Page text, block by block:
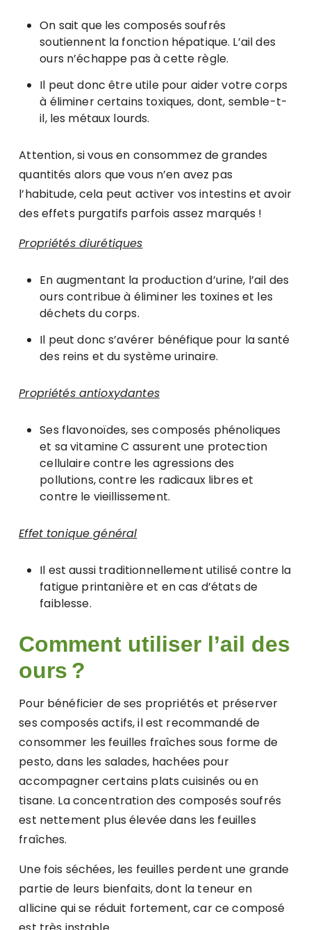
On sait que les composés soufrés
soutiennent la fonction hépatique. L’ail des
ours n’échappe pas à cette règle.
Il peut donc être utile pour aider votre corps
à éliminer certains toxiques, dont, semble-t-
il, les métaux lourds.
Attention, si vous en consommez de grandes
quantités alors que vous n’en avez pas
l’habitude, cela peut activer vos intestins et avoir
des effets purgatifs parfois assez marqués !
Propriétés diurétiques
En augmentant la production d’urine, l’ail des
ours contribue à éliminer les toxines et les
déchets du corps.
Il peut donc s’avérer bénéfique pour la santé
des reins et du système urinaire.
Propriétés antioxydantes
Ses flavonoïdes, ses composés phénoliques
et sa vitamine C assurent une protection
cellulaire contre les agressions des
pollutions, contre les radicaux libres et
contre le vieillissement.
Effet tonique général
Il est aussi traditionnellement utilisé contre la
fatigue printanière et en cas d’états de
faiblesse.
Comment utiliser l’ail des
ours ?
Pour bénéficier de ses propriétés et préserver
ses composés actifs, il est recommandé de
consommer les feuilles fraîches sous forme de
pesto, dans les salades, hachées pour
accompagner certains plats cuisinés ou en
tisane. La concentration des composés soufrés
est nettement plus élevée dans les feuilles
fraîches.
Une fois séchées, les feuilles perdent une grande
partie de leurs bienfaits, dont la teneur en
allicine qui se réduit fortement, car ce composé